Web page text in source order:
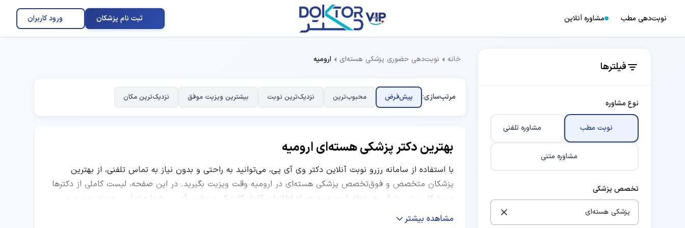
نوبت‌دهی مطب مشاوره آنلاین ثبت نام پزشکان ورود کاربران
فیلترها
نوع مشاوره
نوبت مطب مشاوره تلفنی
مشاوره متنی
تخصص پزشکی
پزشکی هسته‌ای
خانه نوبت‌دهی حضوری پزشکی هسته‌ای ارومیه
مرتب‌سازی: پیش‌فرض محبوب‌ترین نزدیک‌ترین نوبت بیشترین ویزیت موفق نزدیک‌ترین مکان
بهترین دکتر پزشکی هسته‌ای ارومیه
با استفاده از سامانه رزرو نوبت آنلاین دکتر وی آی پی، می‌توانید به راحتی و بدون نیاز به تماس تلفنی، از بهترین
پزشکان متخصص و فوق‌تخصص پزشکی هسته‌ای در ارومیه وقت ویزیت بگیرید. در این صفحه، لیست کاملی از دکترها
و پزشکان برتر پزشکی هسته‌ای ارومیه به همراه اطلاعات کامل کلینیک و مطب، آدرس، شماره تماس، هزینه ویزیت و
معاینه، ساعات کاری و نظرات بیماران قبلی ارائه شده است. شما می‌توانید با مقایسه امتیاز پزشکان، تعداد نوبت‌های
مشاهده بیشتر